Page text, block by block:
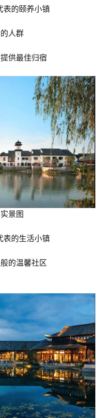
表的颐养小镇
人群
供最佳归宿
景图
表的生活小镇
的温馨社区